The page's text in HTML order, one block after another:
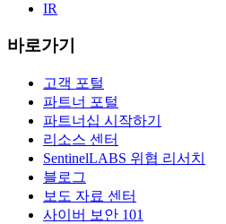
IR
바로가기
고객 포털
파트너 포털
파트너십 시작하기
리소스 센터
SentinelLABS 위협 리서치
블로그
보도 자료 센터
사이버 보안 101